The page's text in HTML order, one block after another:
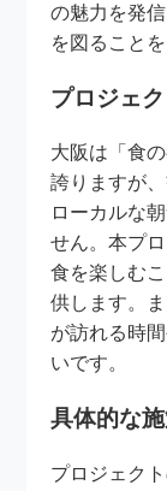
の魅力を発
を図ること
プロジェ
大阪は「食
誇りますが
ローカルな
せん。本プ
食を楽しむ
供します。
が訪れる時
いです。
具体的な
プロジェク